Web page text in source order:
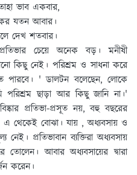
ভাব একবার,
যতন আবার।
দেখ শতবার।
চেয়ে অনেক বড়। মনীষী
কিছু নেই। পরিশ্রম ও সাধনা করে
পারবে। ' ডালটন বলেছেন, লােকে
পরিশ্রম ছাড়া আর কিছু জানি না।'
প্রতিভা-প্রসূত নয়, বহু বছরের
থেকেই বােঝা। যায় , অধ্যবসায় ও
প্রতিভাবান ব্যক্তিরা অধ্যবসায়
আবার অধ্যবসায়ের দ্বারা
করেন।